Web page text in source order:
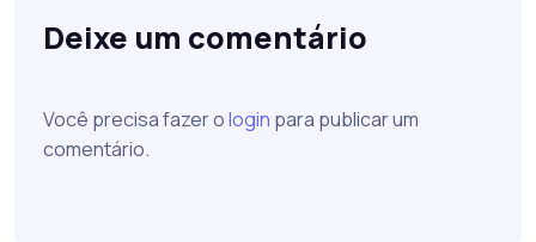
Deixe um comentário
Você precisa fazer ologin para publicar um
comentário.